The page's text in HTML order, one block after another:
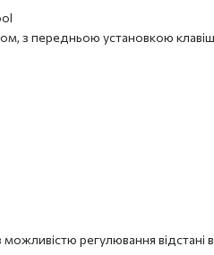
з передньою установкою
можливістю регулювання